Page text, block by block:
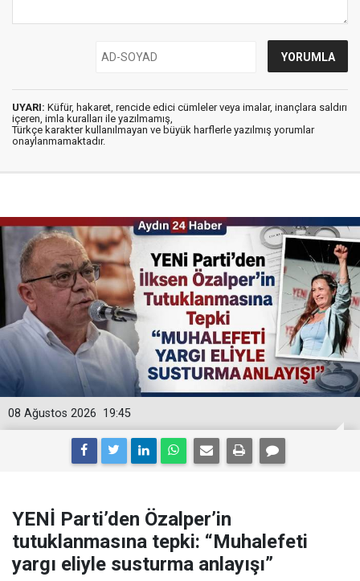
UYARI: Küfür, hakaret, rencide edici cümleler veya imalar, inançlara saldırı
içeren, imla kuralları ile yazılmamış,
Türkçe karakter kullanılmayan ve büyük harflerle yazılmış yorumlar
onaylanmamaktadır.
19:45
08 Ağustos 2026
YENİ Parti’den Özalper’in
tutuklanmasına tepki: “Muhalefeti
yargı eliyle susturma anlayışı”